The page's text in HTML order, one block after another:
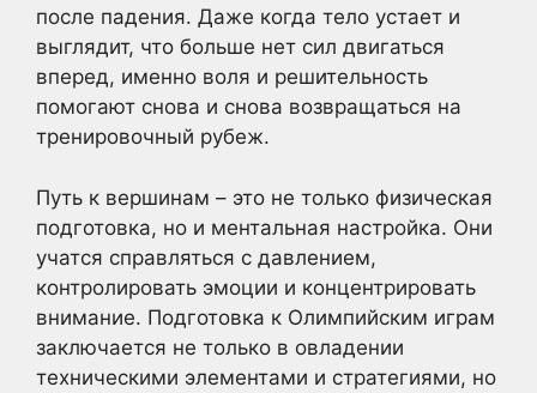
после падения. Даже когда тело устает и
выглядит, что больше нет сил двигаться
вперед, именно воля и решительность
помогают снова и снова возвращаться на
тренировочный рубеж.
Путь к вершинам – это не только физическая
подготовка, но и ментальная настройка. Они
учатся справляться с давлением,
контролировать эмоции и концентрировать
внимание. Подготовка к Олимпийским играм
заключается не только в овладении
техническими элементами и стратегиями, но